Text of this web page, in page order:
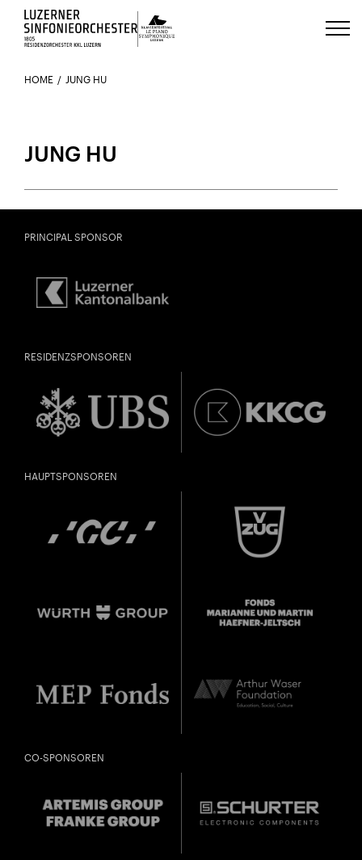
Luzerns Klavierfestival «Le Piano
HOME JUNG HU
JUNG HU
PRINCIPAL SPONSOR
RESIDENZSPONSOREN
HAUPTSPONSOREN
CO-SPONSOREN